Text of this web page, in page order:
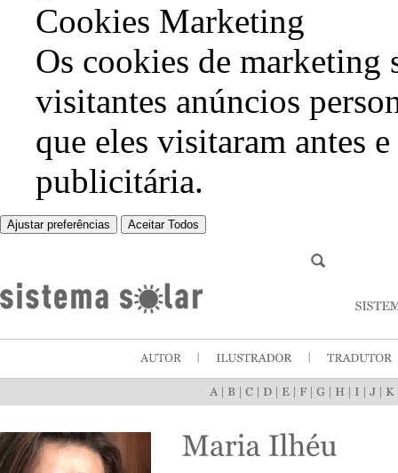
Cookies Marketing
Os cookies de marketing
visitantes anúncios
que eles visitaram antes
publicitária.
Ajustar preferências Aceitar Todos